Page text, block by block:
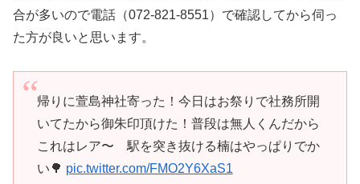
合が多いので電話（072-821-8551）で確認してから伺っ
た方が良いと思います。
帰りに萱島神社寄った！今日はお祭りで社務所開
いてたから御朱印頂けた！普段は無人くんだから
これはレア〜 駅を突き抜ける楠はやっぱりでか
い🌳 pic.twitter.com/FMO2Y6XaS1